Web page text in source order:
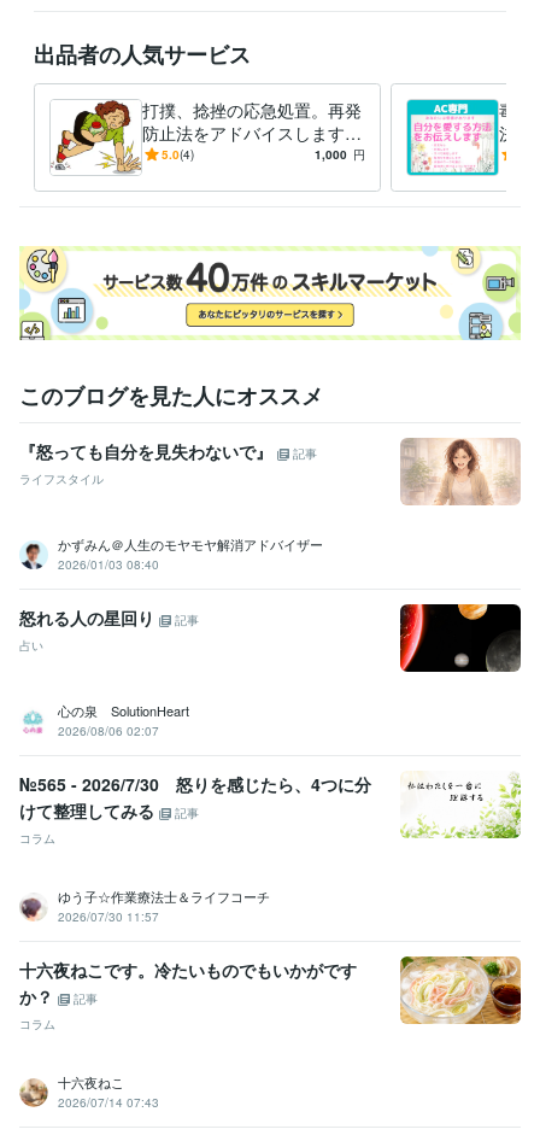
ケアマネジャー 取得年 : 2007年
得意分野
悩み相談・カウンセリング ペットロス HPS
カウンセリング
住まい・美容・生活相談 子宮筋腫、子宮内膜症、更年期症状
閃輝暗
点を伴う片頭痛
健康
出品者の人気サービス
打撲、捻挫の応急処置。再発
防止法をアドバイスします
病院が開いていない、応急処
下さい
5.0(4) 1,000 円
毒親
決し
ーク
このブログを見た人にオススメ
『怒っても自分を見失わないで』
記事
ライフスタイル
かずみん＠人生のモヤモヤ解消アドバイザー
2026/01/03 08:40
怒れる人の星回り
記事
占い
心の泉 SolutionHeart
2026/08/06 02:07
№565 - 2026/7/30 怒りを感じたら、4つに分
けて整理してみる
記事
コラム
ゆう子☆作業療法士＆ライフコーチ
2026/07/30 11:57
十六夜ねこです。冷たいものでもいかがです
か？
記事
コラム
十六夜ねこ
2026/07/14 07:43